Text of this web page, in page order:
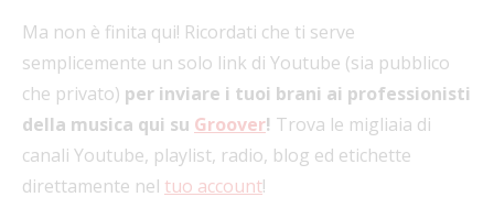
Ma non è finita qui! Ricordati che ti serve
semplicemente un solo link di Youtube (sia pubblico
che privato) per inviare i tuoi brani ai professionisti
della musica qui su Groover! Trova le migliaia di
canali Youtube, playlist, radio, blog ed etichette
direttamente nel tuo account!